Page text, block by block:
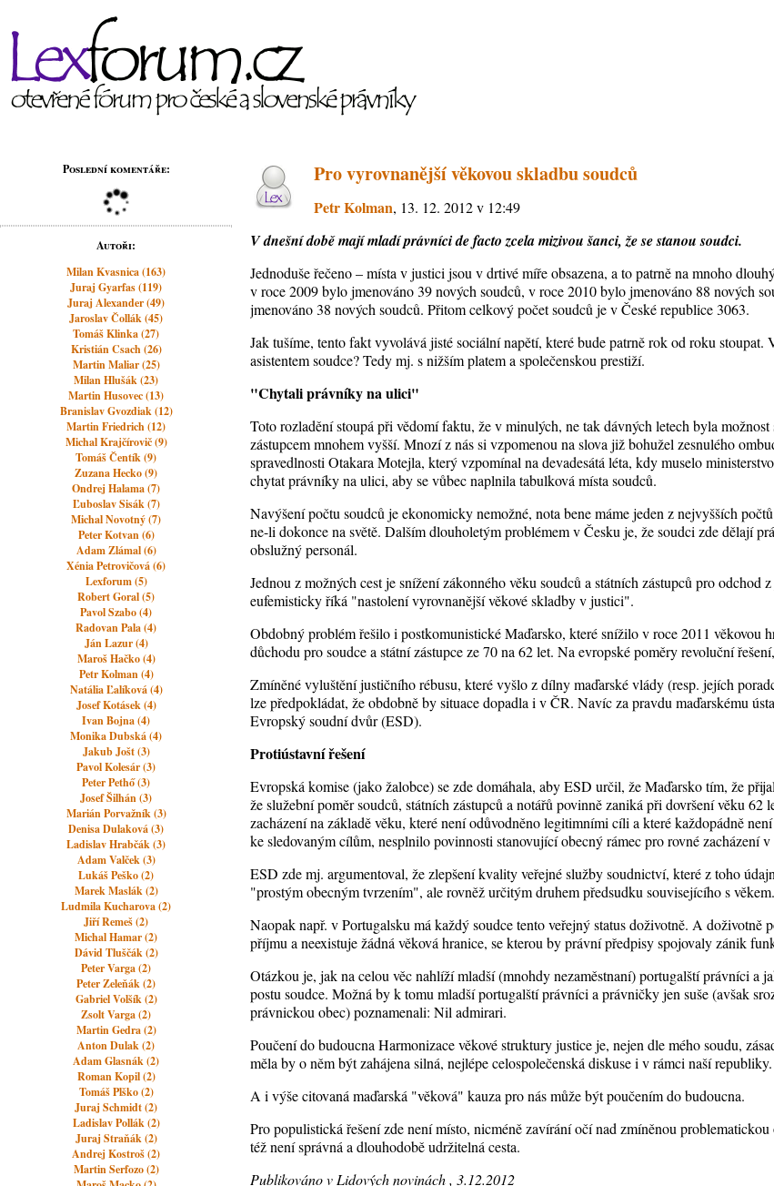
Poslední komentáře:
Autoři:
Milan Kvasnica (163)
Juraj Gyarfas (119)
Juraj Alexander (49)
Jaroslav Čollák (45)
Tomáš Klinka (27)
Kristián Csach (26)
Martin Maliar (25)
Milan Hlušák (23)
Martin Husovec (13)
Branislav Gvozdiak (12)
Martin Friedrich (12)
Michal Krajčírovič (9)
Tomáš Čentík (9)
Zuzana Hecko (9)
Ondrej Halama (7)
Ľuboslav Sisák (7)
Michal Novotný (7)
Peter Kotvan (6)
Adam Zlámal (6)
Xénia Petrovičová (6)
Lexforum (5)
Robert Goral (5)
Pavol Szabo (4)
Radovan Pala (4)
Ján Lazur (4)
Maroš Hačko (4)
Petr Kolman (4)
Natália Ľalíková (4)
Josef Kotásek (4)
Ivan Bojna (4)
Monika Dubská (4)
Jakub Jošt (3)
Pavol Kolesár (3)
Peter Pethő (3)
Josef Šilhán (3)
Marián Porvažník (3)
Denisa Dulaková (3)
Ladislav Hrabčák (3)
Adam Valček (3)
Lukáš Peško (2)
Marek Maslák (2)
Ludmila Kucharova (2)
Jiří Remeš (2)
Michal Hamar (2)
Dávid Tluščák (2)
Peter Varga (2)
Peter Zeleňák (2)
Gabriel Volšík (2)
Zsolt Varga (2)
Martin Gedra (2)
Anton Dulak (2)
Adam Glasnák (2)
Roman Kopil (2)
Tomáš Plško (2)
Juraj Schmidt (2)
Ladislav Pollák (2)
Juraj Straňák (2)
Andrej Kostroš (2)
Martin Serfozo (2)
Pro vyrovnanější věkovou skladbu soudců
Petr Kolman, 13. 12. 2012 v 12:49
V dnešní době mají mladí právníci de facto zcela mizivou šanci, že se stanou soudci.
Jednoduše řečeno – místa v justici jsou v drtivé míře obsazena, a to patrně na mnoho
v roce 2009 bylo jmenováno 39 nových soudců, v roce 2010 bylo jmenováno 88 nových
jmenováno 38 nových soudců. Přitom celkový počet soudců je v České republice 3063.
Jak tušíme, tento fakt vyvolává jisté sociální napětí, které bude patrně rok od roku
asistentem soudce? Tedy mj. s nižším platem a společenskou prestiží.
"Chytali právníky na ulici"
Toto rozladění stoupá při vědomí faktu, že v minulých, ne tak dávných letech byla možnost
zástupcem mnohem vyšší. Mnozí z nás si vzpomenou na slova již bohužel zesnulého
spravedlnosti Otakara Motejla, který vzpomínal na devadesátá léta, kdy muselo
chytat právníky na ulici, aby se vůbec naplnila tabulková místa soudců.
Navýšení počtu soudců je ekonomicky nemožné, nota bene máme jeden z nejvyšších
ne-li dokonce na světě. Dalším dlouholetým problémem v Česku je, že soudci zde dělají
obslužný personál.
Jednou z možných cest je snížení zákonného věku soudců a státních zástupců pro odchod
eufemisticky říká "nastolení vyrovnanější věkové skladby v justici".
Obdobný problém řešilo i postkomunistické Maďarsko, které snížilo v roce 2011 věkovou
důchodu pro soudce a státní zástupce ze 70 na 62 let. Na evropské poměry revoluční
Zmíněné vyluštění justičního rébusu, které vyšlo z dílny maďarské vlády (resp. jejích
lze předpokládat, že obdobně by situace dopadla i v ČR. Navíc za pravdu maďarskému
Evropský soudní dvůr (ESD).
Protiústavní řešení
Evropská komise (jako žalobce) se zde domáhala, aby ESD určil, že Maďarsko tím, že
že služební poměr soudců, státních zástupců a notářů povinně zaniká při dovršení věku 62
zacházení na základě věku, které není odůvodněno legitimními cíli a které každopádně
ke sledovaným cílům, nesplnilo povinnosti stanovující obecný rámec pro rovné zacházení v
ESD zde mj. argumentoval, že zlepšení kvality veřejné služby soudnictví, které z toho
"prostým obecným tvrzením", ale rovněž určitým druhem předsudku souvisejícího s věkem.
Naopak např. v Portugalsku má každý soudce tento veřejný status doživotně. A doživotně
příjmu a neexistuje žádná věková hranice, se kterou by právní předpisy spojovaly zánik
Otázkou je, jak na celou věc nahlíží mladší (mnohdy nezaměstnaní) portugalští právníci a
postu soudce. Možná by k tomu mladší portugalští právníci a právničky jen suše (avšak
právnickou obec) poznamenali: Nil admirari.
Poučení do budoucna Harmonizace věkové struktury justice je, nejen dle mého soudu,
měla by o něm být zahájena silná, nejlépe celospolečenská diskuse i v rámci naší republiky.
A i výše citovaná maďarská "věková" kauza pro nás může být poučením do budoucna.
Pro populistická řešení zde není místo, nicméně zavírání očí nad zmíněnou
též není správná a dlouhodobě udržitelná cesta.
Publikováno v Lidových novinách , 3.12.2012